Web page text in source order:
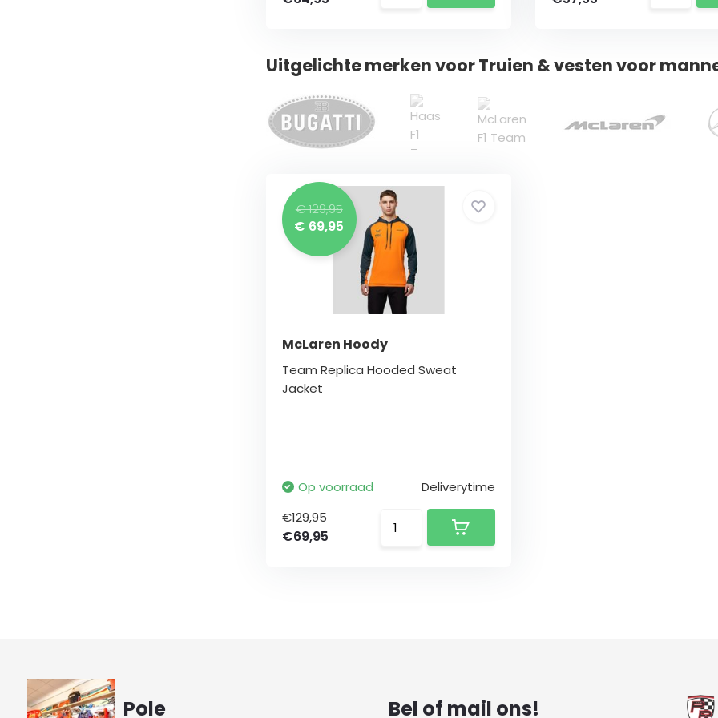
Uitgelichte merken voor Truien & vesten voor
€ 129,95
€ 69,95
McLaren Hoody
Team Replica Hooded Sweat
Jacket
Op voorraad
Deliverytime
€129,95
€69,95
Pole Bel of mail ons!